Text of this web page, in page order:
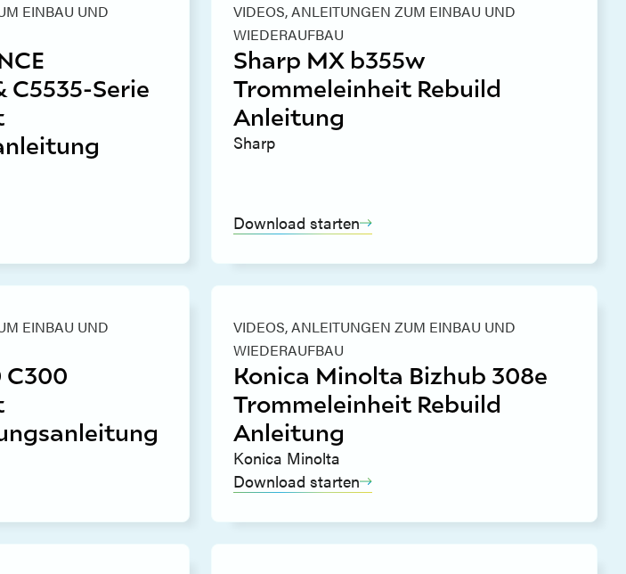
EINBAU UND
C5535-Serie
VIDEOS,ANLEITUNGEN ZUM EINBAU UND
WIEDERAUFBAU
Sharp MX b355w
Trommeleinheit Rebuild
Anleitung
Sharp
Download starten
EINBAU UND
C300
VIDEOS,ANLEITUNGEN ZUM EINBAU UND
WIEDERAUFBAU
Konica Minolta Bizhub 308e
Trommeleinheit Rebuild
Anleitung
Konica Minolta
Download starten